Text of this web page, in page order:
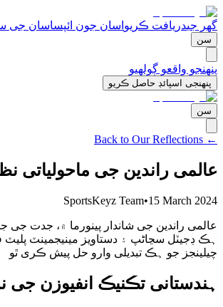
گھر جیدریافت ڪریو اسان جون ائپساسان جی
سن
پنھنجو واقعو ڳولھیو
پنھنجی اسپائڊ حاصل ڪریو
سن
← Back to Our Reflections
عالمی راندین جی
SportsKeyz Team•15 March 2024
عالمی راندین جی شاندار پینورما ۾، جدت
ہڪ ڊجیٽل سڃاڻپ ۽ دستاویز مینیجمینٽ پلیٽ
چیلینجز جو ہڪ تبدیلی وارو حل پیش ڪری ٿو
ہندستانی تڪنیڪ انفیوزن جی